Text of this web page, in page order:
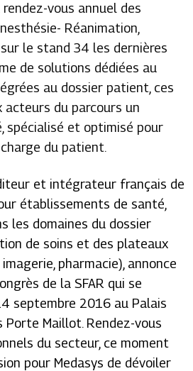
vous annuel des
Réanimation,
le stand 34 les dernières
de solutions dédiées au
au dossier patient, ces
du parcours un
spécialisé et optimisé pour
du patient.
et intégrateur français de
établissements de santé,
les domaines du dossier
de soins et des plateaux
pharmacie), annonce
de la SFAR qui se
septembre 2016 au Palais
Porte Maillot. Rendez-vous
du secteur, ce moment
pour Medasys de dévoiler